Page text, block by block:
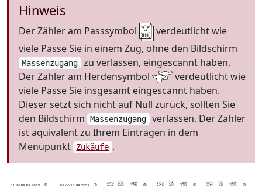
Hinweis
Der Zähler am Passsymbol
verdeutlicht wie
viele Pässe Sie in einem Zug, ohne den Bildschirm
Massenzugang zu verlassen, eingescannt haben.
Der Zähler am Herdensymbol
verdeutlicht wie
viele Pässe Sie insgesamt eingescannt haben.
Dieser setzt sich nicht auf Null zurück, sollten Sie
den Bildschirm
Massenzugang verlassen. Der Zähler
ist äquivalent zu Ihrem Einträgen in dem
Menüpunkt
Zukäufe .